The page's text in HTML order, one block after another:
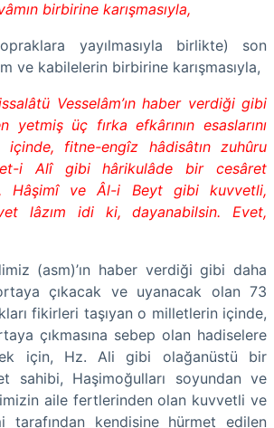
birbirine karışmasıyla,
yayılmasıyla birlikte) son
ve kabilelerin birbirine karışmasıyla,
Vesselâm’ın haber verdiği gibi
yetmiş üç fırka efkârının esaslarını
içinde, fitne-engîz hâdisâtın zuhûru
i Alî gibi hârikulâde bir cesâret
Hâşimî ve Âl-i Beyt gibi kuvvetli,
lâzım idi ki, dayanabilsin. Evet,
(asm)’ın haber verdiği gibi daha
çıkacak ve uyanacak olan 73
fikirleri taşıyan o milletlerin içinde,
çıkmasına sebep olan hadiselere
için, Hz. Ali gibi olağanüstü bir
sahibi, Haşimoğulları soyundan ve
aile fertlerinden olan kuvvetli ve
tarafından kendisine hürmet edilen